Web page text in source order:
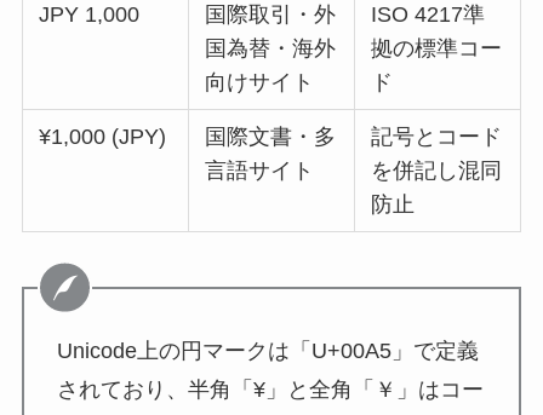
JPY 1,000
国際取引・外
国為替・海外
向けサイト
ISO 4217準
拠の標準コー
ド
¥1,000 (JPY)
国際文書・多
言語サイト
記号とコード
を併記し混同
防止
Unicode上の円マークは「U+00A5」で定義
されており、半角「¥」と全角「￥」はコー